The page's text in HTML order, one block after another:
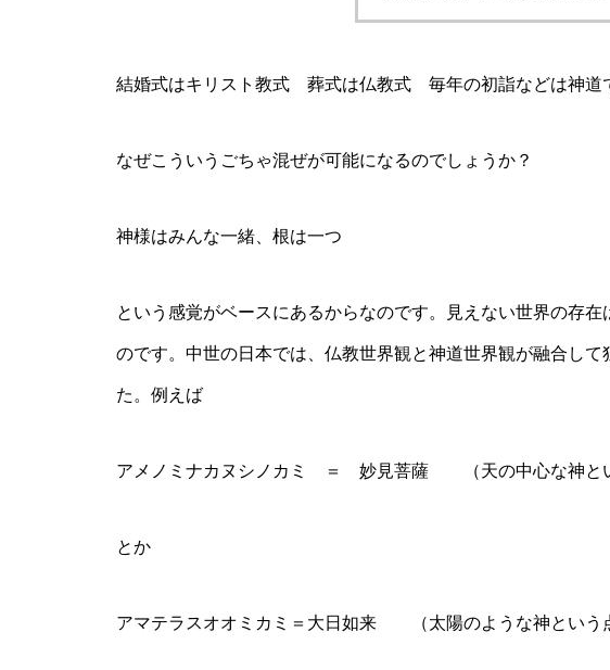
結婚式はキリスト教式 葬式は仏教式 毎年の初詣などは神道
なぜこういうごちゃ混ぜが可能になるのでしょうか？
神様はみんな一緒、根は一つ
という感覚がベースにあるからなのです。見えない世界の存
のです。中世の日本では、仏教世界観と神道世界観が融合し
た。例えば
アメノミナカヌシノカミ ＝ 妙見菩薩 （天の中心な神とい
とか
アマテラスオオミカミ＝大日如来 （太陽のような神という